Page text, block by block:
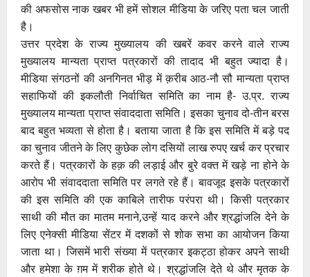
की अफसोस नाक खबर भी हमें सोशल मीडिया के जरिए पता चल जाती
है।
उत्तर प्रदेश के राज्य मुख्यालय की खबरें कवर करने वाले राज्य
मुख्यालय मान्यता प्राप्त पत्रकारों की तादाद भी बहुत ज्यादा है।
मीडिया संगठनों की अनगिनत भीड़ में क़रीब आठ-नौ सौ मान्यता प्राप्त
सहाफियों की इकलौती निर्वाचित समिति का नाम है- उ.प्र. राज्य
मुख्यालय मान्यता प्राप्त संवाददाता समिति। इसका चुनाव दो-तीन बरस
बाद बहुत भव्यता से होता है। बताया जाता है कि इस समिति में बड़े पद
का चुनाव जीतने के लिए कुछेक लोग दसियों लाख रुपए खर्च कर प्रचार
करते हैं। पत्रकारों के हक़ की लड़ाई और बुरे वक्त में खड़े ना होने के
आरोप भी संवाददाता समिति पर लगते रहे हैं। बावजूद इसके पत्रकारों
की इस समिति की एक काबिले तारीफ परंपरा थी। किसी पत्रकार
साथी की मौत का मातम मनाने,उन्हें याद करने और श्रद्धांजलि देने के
लिए एनेक्सी मीडिया सेंटर में दशकों से शोक सभा का आयोजन किया
जाता था। जिसमें भारी संख्या में पत्रकार इकट्ठा होकर अपने साथी
और हमेशा के ग़म में शरीक होते थे। श्रद्धांजलि देते थे और मृतक के